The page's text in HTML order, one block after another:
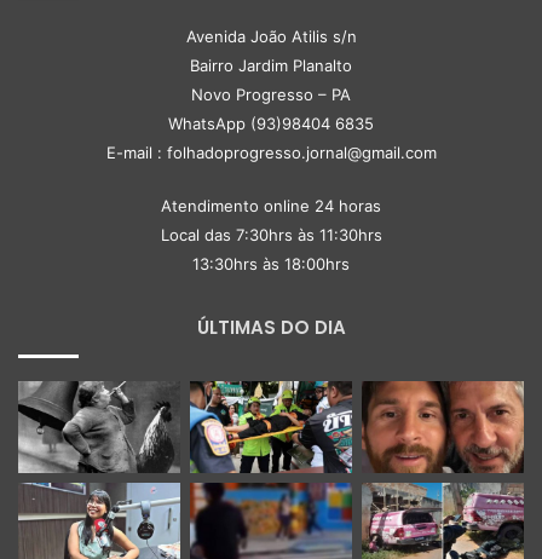
Avenida João Atilis s/n
Bairro Jardim Planalto
Novo Progresso – PA
WhatsApp (93)98404 6835
E-mail : folhadoprogresso.jornal@gmail.com
Atendimento online 24 horas
Local das 7:30hrs às 11:30hrs
13:30hrs às 18:00hrs
ÚLTIMAS DO DIA